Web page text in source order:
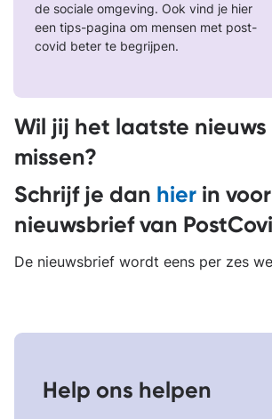
de sociale omgeving. Ook vind je hier
een tips-pagina om mensen met post-
covid beter te begrijpen.
Wil jij het laatste
missen?
Schrijf je dan hier in
nieuwsbrief van
De nieuwsbrief wordt eens per zes
Help ons helpen